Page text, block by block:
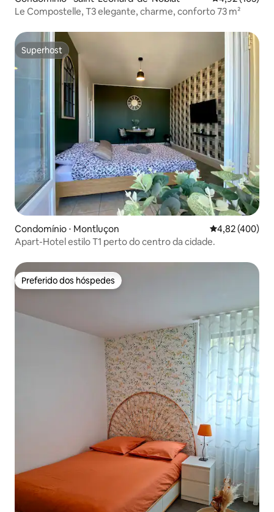
Le Compostelle, T3 elegante, charme, conforto 73 m²
Superhost
Superhost
Condomínio ⋅ Montluçon 4,82 de uma
4,82 (400)
Apart-Hotel estilo T1 perto do centro da cidade.
Preferido dos hóspedes
Preferido dos hóspedes